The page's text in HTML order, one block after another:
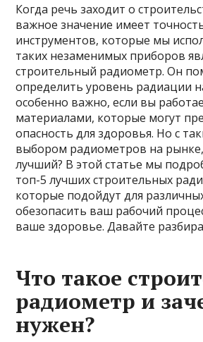
Когда речь заходит о
важное значение имеет
инструментов, которые мы
таких незаменимых приборов
строительный радиометр. Он
определить уровень радиации
особенно важно, если вы
материалами, которые могут
опасность для здоровья. Но с
выбором радиометров на
лучший? В этой статье мы
топ-5 лучших строительных
которые подойдут для
обезопасить ваш рабочий
ваше здоровье. Давайте
Что такое
радиометр и
нужен?